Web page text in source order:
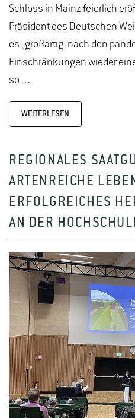
Schloss in Mainz feierlich
Präsident des Deutschen
es „großartig, nach den
Einschränkungen wieder
so…
WEITERLESEN
REGIONALES
ARTENREICHE
ERFOLGREICHES
AN DER